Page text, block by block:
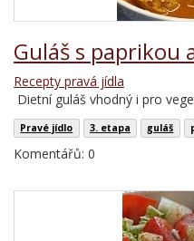
Guláš s paprikou
Recepty pravá jídla
Dietní guláš vhodný i pro
Pravé jídlo 3. etapa guláš
Komentářů: 0